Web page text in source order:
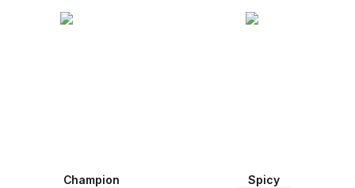
Champion Spicy